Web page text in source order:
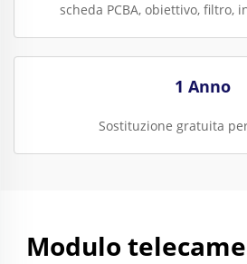
scheda PCBA, obiettivo, filtro,
1 Anno
Sostituzione gratuita
Modulo